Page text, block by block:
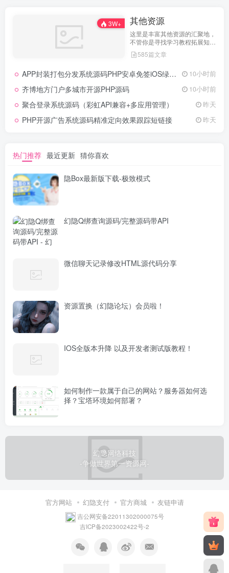
3W+ 其他资源
这里是丰富其他资源的汇聚地，
不管你是寻找学习教程拓展知
识，还是搜集各类素材激发创作
灵感，亦或是查询专业数据辅助
源定期更新、分类清晰、下载便
务，快来探索发现所需资源！
585篇文章
APP封装打包分发系统源码PHP安卓免签iOS绿标工具 10小时前
齐博地方门户多城市开源PHP源码 10小时前
聚合登录系统源码（彩虹API兼容+多应用管理） 昨天
PHP开源广告系统源码精准定向效果跟踪短链接 昨天
热门推荐 最近更新 猜你喜欢
隐Box最新版下载-极致模式
幻隐Q绑查询源码/完整源码带API
微信聊天记录修改HTML源代码分享
资源置换（幻隐论坛）会员啦！
IOS全版本升降 以及开发者测试版教程！
如何制作一款属于自己的网站？服务器如何选
择？宝塔环境如何部署？
幻隐网络科技
-争做世界第一资源网-
官方网站 幻隐支付 官方商城 友链申请
吉公网安备22011302000075号
吉ICP备2023002422号-2